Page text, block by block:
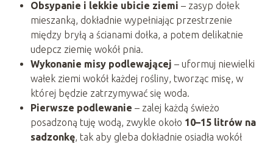
Obsypanie i lekkie ubicie ziemi – zasyp dołek
mieszanką, dokładnie wypełniając przestrzenie
między bryłą a ścianami dołka, a potem delikatnie
udepcz ziemię wokół pnia.
Wykonanie misy podlewającej – uformuj niewielki
wałek ziemi wokół każdej rośliny, tworząc misę, w
której będzie zatrzymywać się woda.
Pierwsze podlewanie – zalej każdą świeżo
posadzoną tuję wodą, zwykle około 10–15 litrów na
sadzonkę, tak aby gleba dokładnie osiadła wokół